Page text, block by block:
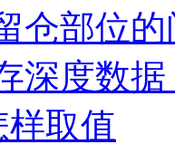
仓部位
深度数据
取值